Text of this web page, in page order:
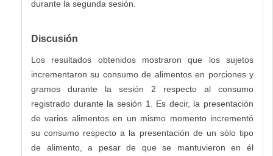
durante la segunda sesión.
Discusión
Los resultados obtenidos mostraron que los sujetos
incrementaron su consumo de alimentos en porciones y
gramos durante la sesión 2 respecto al consumo
registrado durante la sesión 1. Es decir, la presentación
de varios alimentos en un mismo momento incrementó
su consumo respecto a la presentación de un sólo tipo
de alimento, a pesar de que se mantuvieron en él